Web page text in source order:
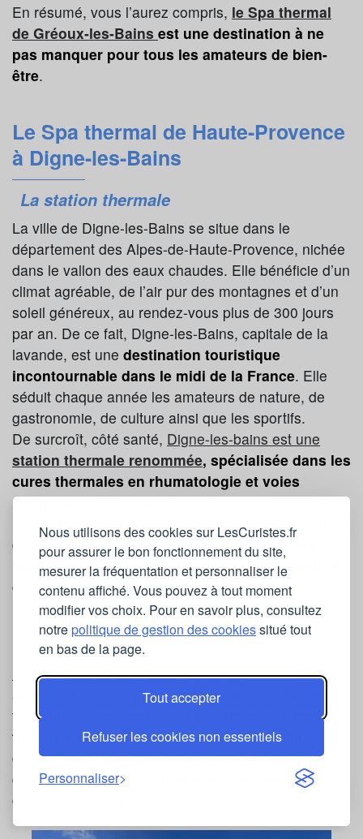
Nous utilisons des cookies sur LesCuristes.fr
pour assurer le bon fonctionnement du site,
mesurer la fréquentation et personnaliser le
contenu affiché. Vous pouvez à tout moment
modifier vos choix. Pour en savoir plus, consultez
notrepolitique de gestion des cookiessitué tout
en bas de la page.
Tout accepter
Refuser les cookies non essentiels
Personnaliser
En résumé, vous l’aurez compris, le Spa thermal
de Gréoux-les-Bains est une destination à ne
pas manquer pour tous les amateurs de bien-
être.
Le Spa thermal de Haute-Provence
à Digne-les-Bains
La station thermale
La ville de Digne-les-Bains se situe dans le
département des Alpes-de-Haute-Provence, nichée
dans le vallon des eaux chaudes. Elle bénéficie d’un
climat agréable, de l’air pur des montagnes et d’un
soleil généreux, au rendez-vous plus de 300 jours
par an. De ce fait, Digne-les-Bains, capitale de la
lavande, est une destination touristique
incontournable dans le midi de la France. Elle
séduit chaque année les amateurs de nature, de
gastronomie, de culture ainsi que les sportifs.
De surcroît, côté santé, Digne-les-bains est une
station thermale renommée, spécialisée dans les
cures thermales en rhumatologie et voies
respiratoires. Toutefois, outre les cures
médicalisées, l’établissement dispose également
d’un Spa thermal accessible à tous, curistes,
locaux ou touristes à la recherche de détente et
de bien-être.
A la découverte du Spa thermal et de ses
équipements
Le Spa thermal de Haute Provencevous accueille
ainsi toute l’année pour vous ressourcer et vous
faire profiter des bienfaits et plaisirs de son
thermale naturellement chaude à 33°C. Au cœur
de
525 m2 dédiés à votre bien-être, vous pourrez
découvrir l’espace aqualudique mais aussi ses
différents équipements.